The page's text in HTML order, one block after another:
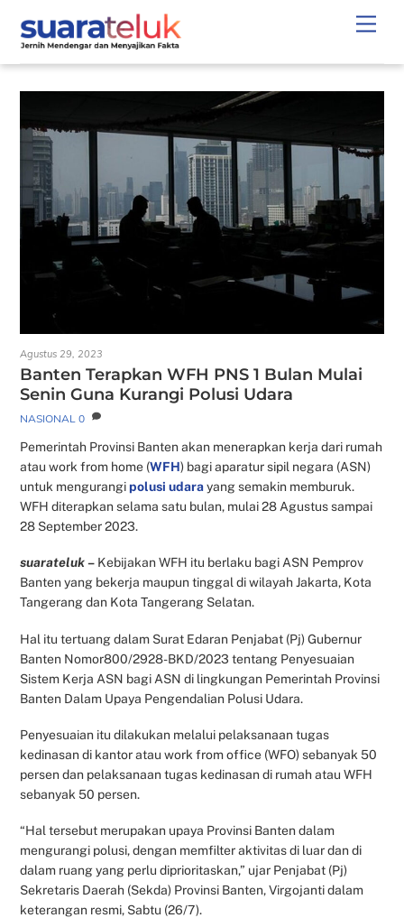
content
Agustus 29, 2023
Banten Terapkan WFH PNS 1 Bulan Mulai
Senin Guna Kurangi Polusi Udara
NASIONAL 0
Pemerintah Provinsi Banten akan menerapkan kerja dari rumah
atau work from home (WFH) bagi aparatur sipil negara (ASN)
untuk mengurangipolusi udarayang semakin memburuk.
WFH diterapkan selama satu bulan, mulai 28 Agustus sampai
28 September 2023.
suarateluk– Kebijakan WFH itu berlaku bagi ASN Pemprov
Banten yang bekerja maupun tinggal di wilayah Jakarta, Kota
Tangerang dan Kota Tangerang Selatan.
Hal itu tertuang dalam Surat Edaran Penjabat (Pj) Gubernur
Banten Nomor800/2928-BKD/2023 tentang Penyesuaian
Sistem Kerja ASN bagi ASN di lingkungan Pemerintah Provinsi
Banten Dalam Upaya Pengendalian Polusi Udara.
Penyesuaian itu dilakukan melalui pelaksanaan tugas
kedinasan di kantor atau work from office (WFO) sebanyak 50
persen dan pelaksanaan tugas kedinasan di rumah atau WFH
sebanyak 50 persen.
“Hal tersebut merupakan upaya Provinsi Banten dalam
mengurangi polusi, dengan memfilter aktivitas di luar dan di
dalam ruang yang perlu diprioritaskan,” ujar Penjabat (Pj)
Sekretaris Daerah (Sekda) Provinsi Banten, Virgojanti dalam
keterangan resmi, Sabtu (26/7).